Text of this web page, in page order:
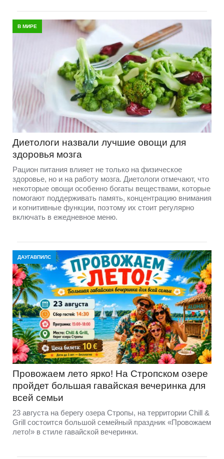
В МИРЕ
Диетологи назвали лучшие овощи для
здоровья мозга
Рацион питания влияет не только на физическое
здоровье, но и на работу мозга. Диетологи отмечают, что
некоторые овощи особенно богаты веществами, которые
помогают поддерживать память, концентрацию внимания
и когнитивные функции, поэтому их стоит регулярно
включать в ежедневное меню.
ДАУГАВПИЛС
Провожаем лето ярко! На Стропском озере
пройдет большая гавайская вечеринка для
всей семьи
23 августа на берегу озера Стропы, на территории Chill &
Grill состоится большой семейный праздник «Провожаем
лето!» в стиле гавайской вечеринки.